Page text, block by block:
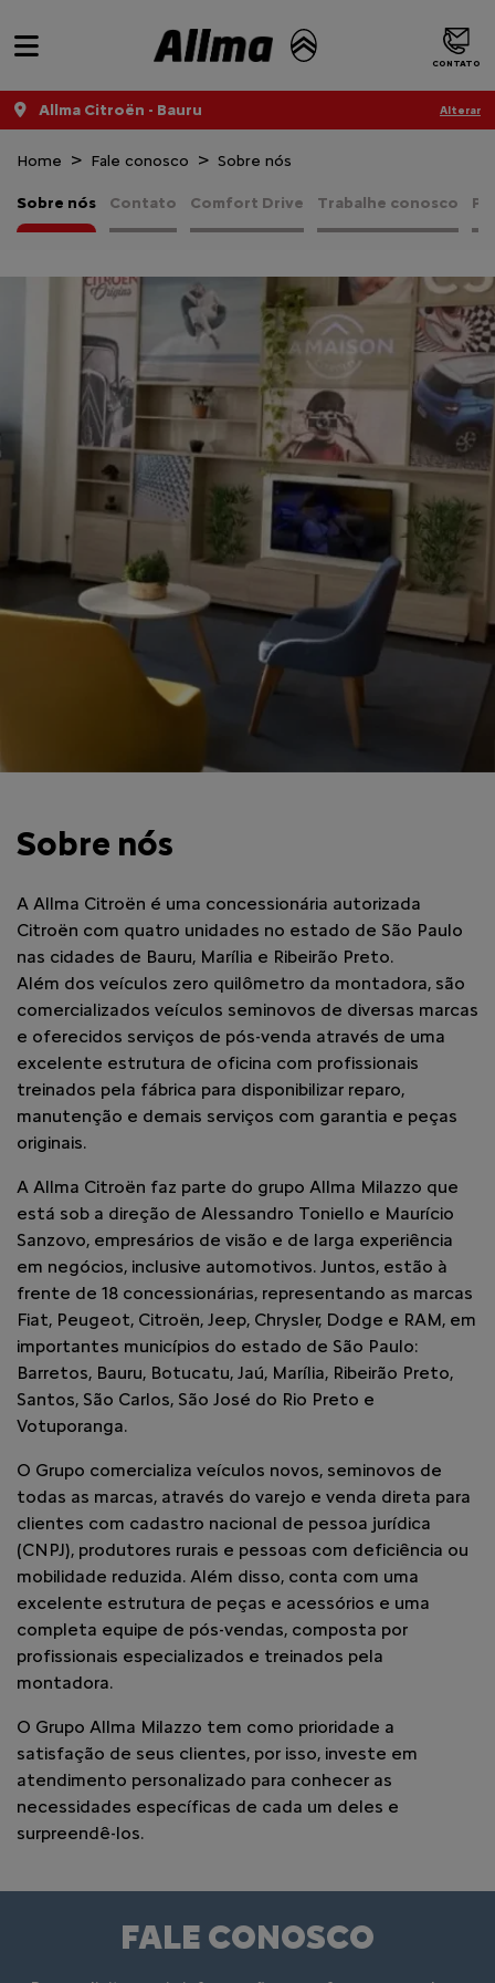
CONTATO
Allma Citroën - Bauru Alterar
Home Fale conosco Sobre nós
Sobre nós Contato Comfort Drive Trabalhe conosco
Sobre nós
A Allma Citroën é uma concessionária autorizada
Citroën com quatro unidades no estado de São Paulo
nas cidades de Bauru, Marília e Ribeirão Preto.
Além dos veículos zero quilômetro da montadora, são
comercializados veículos seminovos de diversas marcas
e oferecidos serviços de pós-venda através de uma
excelente estrutura de oficina com profissionais
treinados pela fábrica para disponibilizar reparo,
manutenção e demais serviços com garantia e peças
originais.
A Allma Citroën faz parte do grupo Allma Milazzo que
está sob a direção de Alessandro Toniello e Maurício
Sanzovo, empresários de visão e de larga experiência
em negócios, inclusive automotivos. Juntos, estão à
frente de 18 concessionárias, representando as marcas
Fiat, Peugeot, Citroën, Jeep, Chrysler, Dodge e RAM, em
importantes municípios do estado de São Paulo:
Barretos, Bauru, Botucatu, Jaú, Marília, Ribeirão Preto,
Santos, São Carlos, São José do Rio Preto e
Votuporanga.
O Grupo comercializa veículos novos, seminovos de
todas as marcas, através do varejo e venda direta para
clientes com cadastro nacional de pessoa jurídica
(CNPJ), produtores rurais e pessoas com deficiência ou
mobilidade reduzida. Além disso, conta com uma
excelente estrutura de peças e acessórios e uma
completa equipe de pós-vendas, composta por
profissionais especializados e treinados pela
montadora.
O Grupo Allma Milazzo tem como prioridade a
satisfação de seus clientes, por isso, investe em
atendimento personalizado para conhecer as
necessidades específicas de cada um deles e
surpreendê-los.
FALE CONOSCO